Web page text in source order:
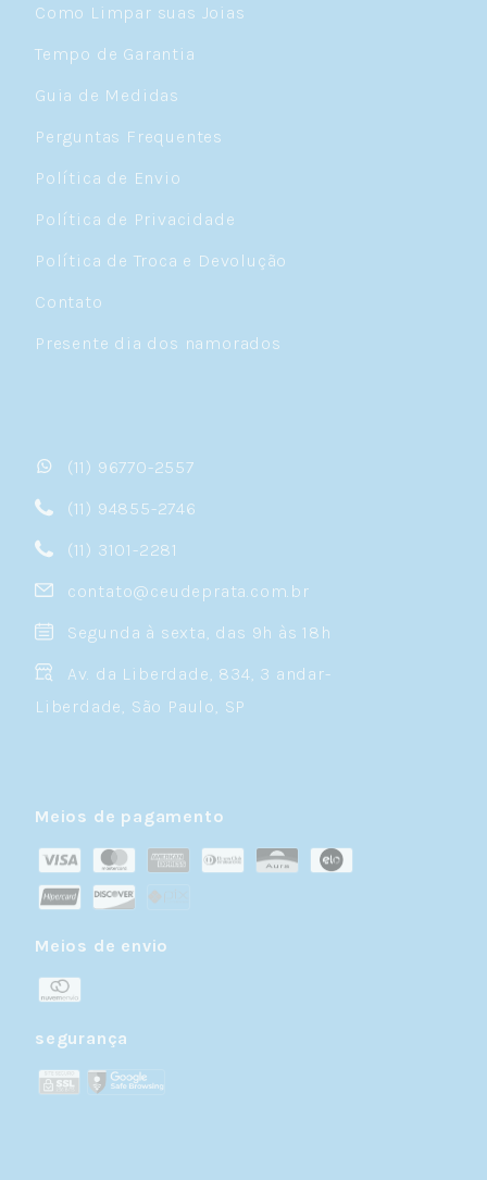
Como Limpar suas Joias
Tempo de Garantia
Guia de Medidas
Perguntas Frequentes
Política de Envio
Política de Privacidade
Política de Troca e Devolução
Contato
Presente dia dos namorados
(11) 96770-2557
(11) 94855-2746
(11) 3101-2281
contato@ceudeprata.com.br
Segunda à sexta, das 9h às 18h
Av. da Liberdade, 834, 3 andar-
Liberdade, São Paulo, SP
Meios de pagamento
Meios de envio
segurança